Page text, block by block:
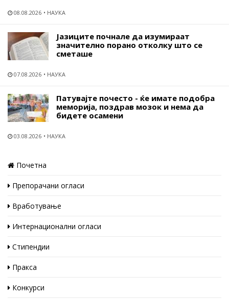
08.08.2026 НАУКА
Јазиците почнале да изумираат
значително порано отколку што се
сметаше
07.08.2026 НАУКА
Патувајте почесто - ќе имате подобра
меморија, поздрав мозок и нема да
бидете осамени
03.08.2026 НАУКА
Почетна
Препорачани огласи
Вработување
Интернационални огласи
Стипендии
Пракса
Конкурси